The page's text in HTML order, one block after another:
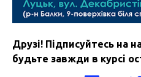
Друзі! Підписуйтесь на
будьте завжди в курсі